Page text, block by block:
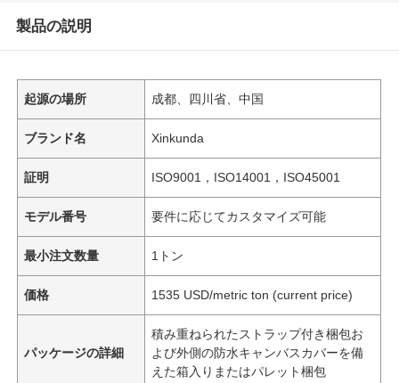
製品の説明
起源の場所 成都、四川省、中国
ブランド名 Xinkunda
証明 ISO9001，ISO14001，ISO45001
モデル番号 要件に応じてカスタマイズ可能
最小注文数量 1トン
価格 1535 USD/metric ton (current price)
パッケージの詳細
積み重ねられたストラップ付き梱包お
よび外側の防水キャンバスカバーを備
えた箱入りまたはパレット梱包